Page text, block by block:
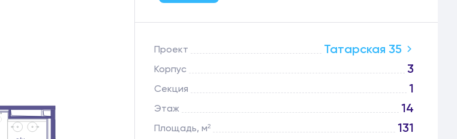
Проект Татарская 35
Корпус 3
Секция 1
Этаж 14
Площадь, м² 131